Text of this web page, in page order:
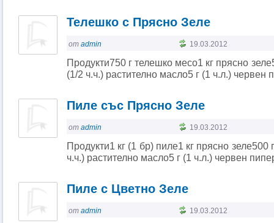
Телешко с Прясно Зеле
от admin 19.03.2012
Продукти750 г телешко месо1 кг прясно
(1/2 ч.ч.) растително масло5 г (1 ч.л.) червен
Пиле със Прясно Зеле
от admin 19.03.2012
Продукти1 кг (1 бр) пиле1 кг прясно
ч.ч.) растително масло5 г (1 ч.л.) червен
Пиле с Цветно Зеле
от admin 19.03.2012